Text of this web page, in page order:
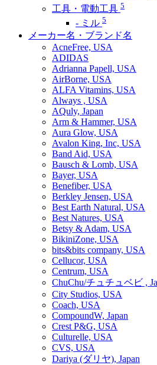
工具・電動工具 5
- ミル 5
メーカー名・ブランド名
AcneFree, USA
ADIDAS
Adrianna Papell, USA
AirBorne, USA
ALFA Vitamins, USA
Always , USA
AQuly, Japan
Arm & Hammer, USA
Aura Glow, USA
Avalon King, Inc, USA
Band Aid, USA
Bausch & Lomb, USA
Bayer, USA
Benefiber, USA
Berkley Jensen, USA
Best Earth Natural, USA
Best Natures, USA
Betsy & Adam, USA
BikiniZone, USA
bits&bits company, USA
Cellucor, USA
Centrum, USA
ChuChu/チュチュベビ ,
City Studios, USA
Coach, USA
CompoundW, Japan
Crest P&G, USA
Culturelle, USA
CVS, USA
Dariya (ダリヤ), Japan